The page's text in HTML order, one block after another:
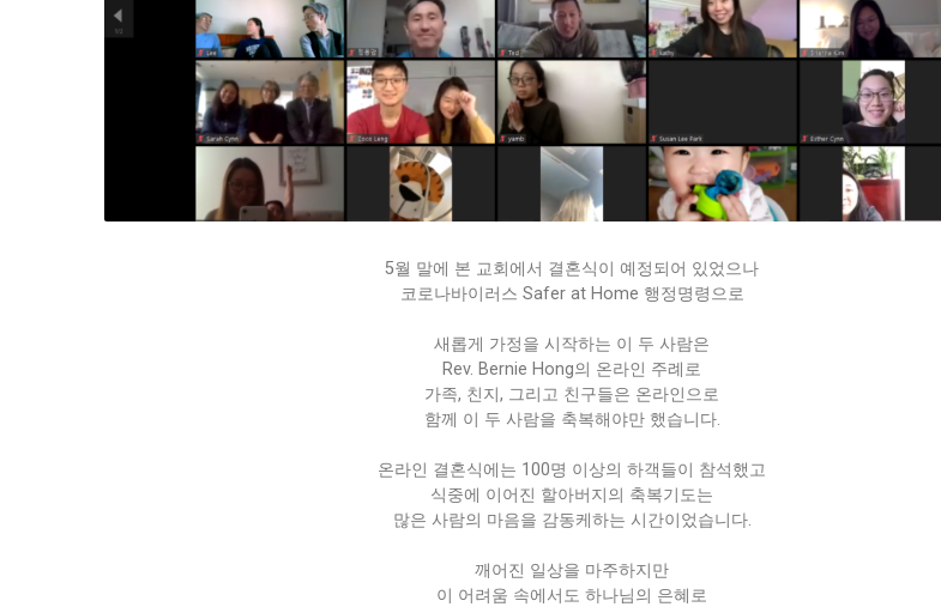
5월 말에 본 교회에서 결혼식이 예정되어 있었으나
코로나바이러스 Safer at Home 행정명령으로
새롭게 가정을 시작하는 이 두 사람은
Rev. Bernie Hong의 온라인 주례로
가족, 친지, 그리고 친구들은 온라인으로
함께 이 두 사람을 축복해야만 했습니다.
온라인 결혼식에는 100명 이상의 하객들이 참석했고
식중에 이어진 할아버지의 축복기도는
많은 사람의 마음을 감동케하는 시간이었습니다.
깨어진 일상을 마주하지만
이 어려움 속에서도 하나님의 은혜로